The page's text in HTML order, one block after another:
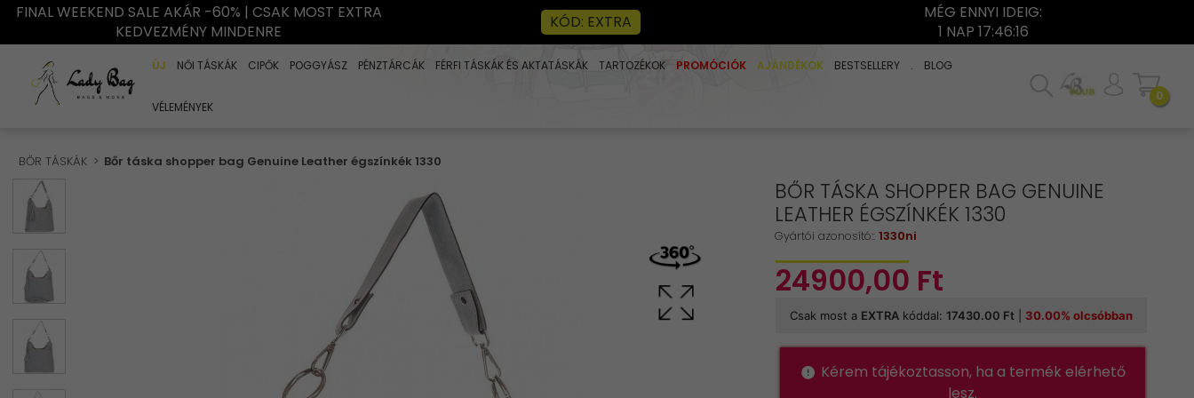
FINAL WEEKEND SALE AKÁR -60% | CSAK MOST EXTRA
KEDVEZMÉNY MINDENRE
KÓD: EXTRA
MÉG ENNYI IDEIG:
1 NAP 17:46:16
ÚJ NŐI TÁSKÁK CIPŐK POGGYÁSZ PÉNZTÁRCÁK FÉRFI TÁSKÁK ÉS AKTATÁSKÁK TARTOZÉKOK PROMÓCIÓK AJÁNDÉKOK BESTSELLERY . BLOG
VÉLEMÉNYEK
0
BŐR TÁSKÁK Bőr táska shopper bag Genuine Leather égszínkék 1330
BŐR TÁSKA SHOPPER BAG GENUINE
LEATHER ÉGSZÍNKÉK 1330
Gyártói azonosító::1330ni
24900,00 Ft
Kérem tájékoztasson, ha a termék elérhető
lesz.